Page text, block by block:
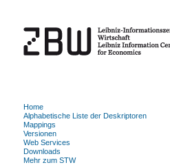
Home
Alphabetische Liste der Deskriptoren
Mappings
Versionen
Web Services
Downloads
Mehr zum STW